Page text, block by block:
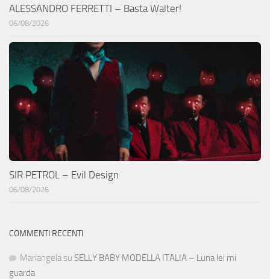
ALESSANDRO FERRETTI – Basta Walter!
06/08/2026
SIR PETROL – Evil Design
06/08/2026
COMMENTI RECENTI
Mariangela su SELLY BABY MODELLA ITALIA – Luna lei mi
guarda